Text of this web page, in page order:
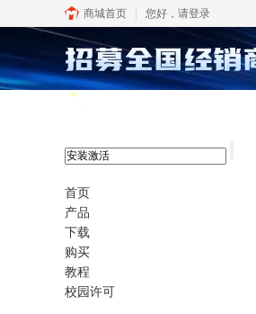
商城首页 您好， 请登录
首页
产品
下载
购买
教程
校园许可